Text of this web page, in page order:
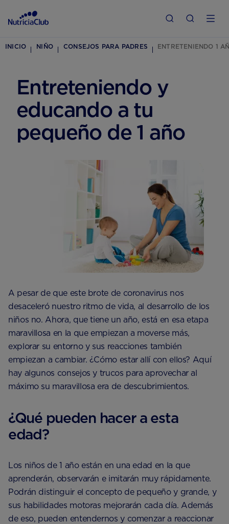
INICIO NIÑO CONSEJOS PARA PADRES ENTRETENIENDO 1
Entreteniendo y
educando a tu
pequeño de 1 año
A pesar de que este brote de coronavirus nos
desaceleró nuestro ritmo de vida, al desarrollo de los
niños no. Ahora, que tiene un año, está en esa etapa
maravillosa en la que empiezan a moverse más,
explorar su entorno y sus reacciones también
empiezan a cambiar. ¿Cómo estar allí con ellos? Aquí
hay algunos consejos y trucos para aprovechar al
máximo su maravillosa era de descubrimientos.
¿Qué pueden hacer a esta
edad?
Los niños de 1 año están en una edad en la que
aprenderán, observarán e imitarán muy rápidamente.
Podrán distinguir el concepto de pequeño y grande, y
sus habilidades motoras mejorarán cada día. Además
de eso, pueden entendernos y comenzar a reaccionar